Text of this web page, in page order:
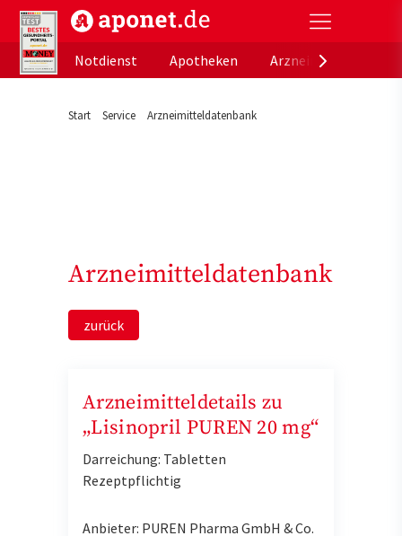
aponet.de - Das offizielle Gesundheitsportal der
Notdienst
Apotheken
Start Service Arzneimitteldatenbank
Arzneimitteldatenbank
zurück
Arzneimitteldetails zu
„Lisinopril PUREN 20 mg“
Darreichung: Tabletten
Rezeptpflichtig
Anbieter: PUREN Pharma GmbH & Co.